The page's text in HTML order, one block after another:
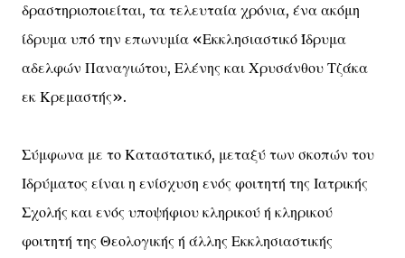
δραστηριοποιείται, τα τελευταία χρόνια, ένα ακόμη
ίδρυμα υπό την επωνυμία «Εκκλησιαστικό Ίδρυμα
αδελφών Παναγιώτου, Ελένης και Χρυσάνθου Τζάκα
εκ Κρεμαστής».
Σύμφωνα με το Καταστατικό, μεταξύ των σκοπών του
Ιδρύματος είναι η ενίσχυση ενός φοιτητή της Ιατρικής
Σχολής και ενός υποψήφιου κληρικού ή κληρικού
φοιτητή της Θεολογικής ή άλλης Εκκλησιαστικής